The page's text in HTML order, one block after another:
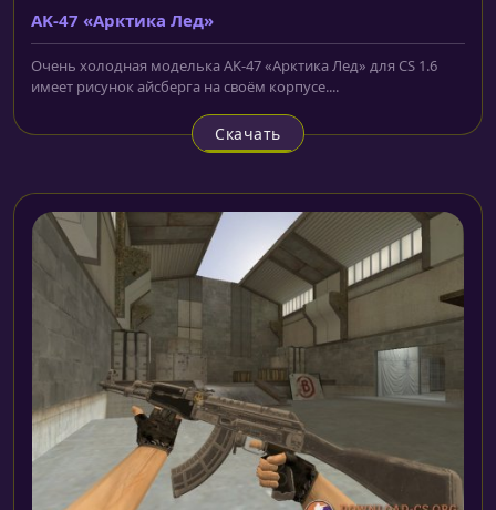
AK-47 «Арктика Лед»
Очень холодная моделька AK-47 «Арктика Лед» для CS 1.6
имеет рисунок айсберга на своём корпусе....
Скачать